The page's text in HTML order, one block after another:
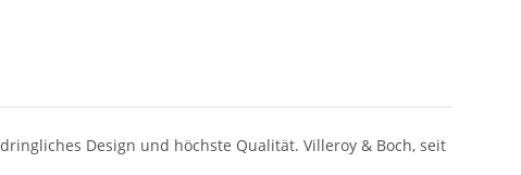
Design und höchste Qualität. Villeroy & Boch, seit